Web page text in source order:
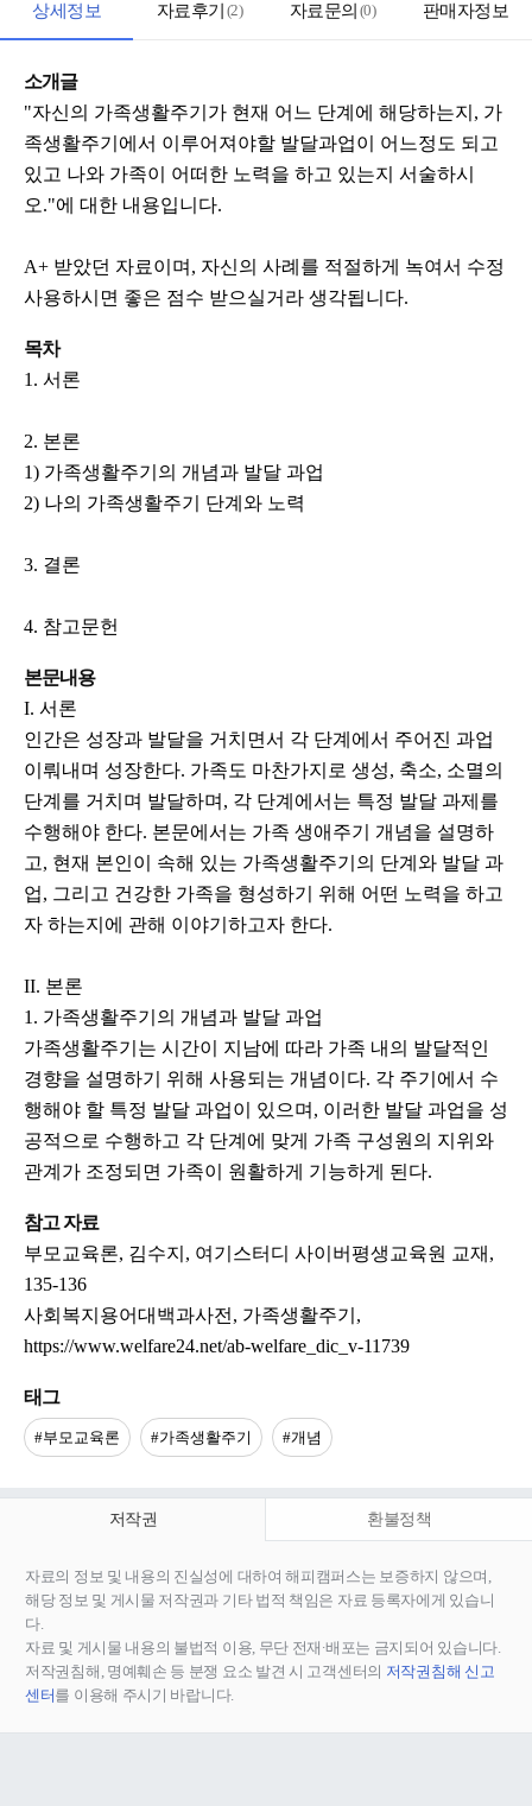
상세정보 자료후기 (2) 자료문의 (0) 판매자정보
소개글
"자신의 가족생활주기가 현재 어느 단계에 해당하는지, 가
족생활주기에서 이루어져야할 발달과업이 어느정도 되고
있고 나와 가족이 어떠한 노력을 하고 있는지 서술하시
오."에 대한 내용입니다.
A+ 받았던 자료이며, 자신의 사례를 적절하게 녹여서 수정
사용하시면 좋은 점수 받으실거라 생각됩니다.
목차
1. 서론
2. 본론
1) 가족생활주기의 개념과 발달 과업
2) 나의 가족생활주기 단계와 노력
3. 결론
4. 참고문헌
본문내용
I. 서론
인간은 성장과 발달을 거치면서 각 단계에서 주어진 과업
이뤄내며 성장한다. 가족도 마찬가지로 생성, 축소, 소멸의
단계를 거치며 발달하며, 각 단계에서는 특정 발달 과제를
수행해야 한다. 본문에서는 가족 생애주기 개념을 설명하
고, 현재 본인이 속해 있는 가족생활주기의 단계와 발달 과
업, 그리고 건강한 가족을 형성하기 위해 어떤 노력을 하고
자 하는지에 관해 이야기하고자 한다.
II. 본론
1. 가족생활주기의 개념과 발달 과업
가족생활주기는 시간이 지남에 따라 가족 내의 발달적인
경향을 설명하기 위해 사용되는 개념이다. 각 주기에서 수
행해야 할 특정 발달 과업이 있으며, 이러한 발달 과업을 성
공적으로 수행하고 각 단계에 맞게 가족 구성원의 지위와
관계가 조정되면 가족이 원활하게 기능하게 된다.
참고 자료
부모교육론, 김수지, 여기스터디 사이버평생교육원 교재,
135-136
사회복지용어대백과사전, 가족생활주기,
https://www.welfare24.net/ab-welfare_dic_v-11739
태그
#부모교육론 #가족생활주기 #개념
저작권 환불정책
자료의 정보 및 내용의 진실성에 대하여 해피캠퍼스는 보증하지 않으며,
해당 정보 및 게시물 저작권과 기타 법적 책임은 자료 등록자에게 있습니
다.
자료 및 게시물 내용의 불법적 이용, 무단 전재∙배포는 금지되어 있습니다.
저작권침해, 명예훼손 등 분쟁 요소 발견 시 고객센터의 저작권침해 신고
센터를 이용해 주시기 바랍니다.